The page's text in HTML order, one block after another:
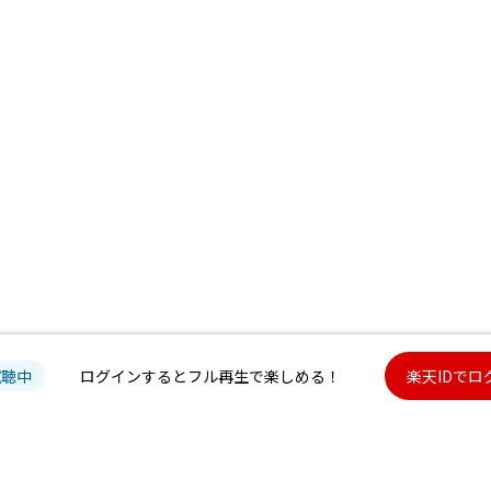
中 ログインするとフル再生で楽しめる！ 楽天IDでロ